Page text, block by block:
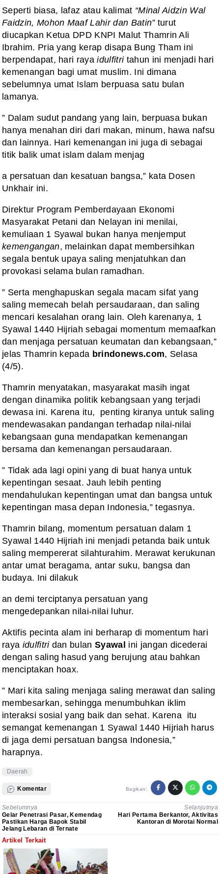
Seperti biasa, lafaz atau kalimat “Minal Aidzin Wal
Faidzin, Mohon Maaf Lahir dan Batin”turut
diucapkan Ketua DPD KNPI Malut Thamrin Ali
Ibrahim. Pria yang kerap disapa Bung Tham ini
berpendapat, hari rayaidulfitritahun ini menjadi hari
kemenangan bagi umat muslim. Ini dimana
sebelumnya umat Islam berpuasa satu bulan
lamanya.
” Dalam sudut pandang yang lain, berpuasa bukan
hanya menahan diri dari makan, minum, hawa nafsu
dan lainnya. Hari kemenangan ini juga di sebagai
titik balik umat islam dalam menjag
a persatuan dan kesatuan bangsa,” kata Dosen
Unkhair ini.
Direktur Program Pemberdayaan Ekonomi
Masyarakat Petani dan Nelayan ini menilai,
kemuliaan 1 Syawal bukan hanya menjemput
kemengangan, melainkan dapat membersihkan
segala bentuk upaya saling menjatuhkan dan
provokasi selama bulan ramadhan.
” Serta menghapuskan segala macam sifat yang
saling memecah belah persaudaraan, dan saling
mencari kesalahan orang lain. Oleh karenanya, 1
Syawal 1440 Hijriah sebagai momentum memaafkan
dan menjaga persatuan keumatan dan kebangsaan,”
jelas Thamrin kepada brindonews.com, Selasa
(4/5).
Thamrin menyatakan, masyarakat masih ingat
dengan dinamika politik kebangsaan yang terjadi
dewasa ini. Karena itu, penting kiranya untuk saling
mendewasakan pandangan terhadap nilai-nilai
kebangsaan guna mendapatkan kemenangan
bersama dan kemenangan persaudaraan.
” Tidak ada lagi opini yang di buat hanya untuk
kepentingan sesaat. Jauh lebih penting
mendahulukan kepentingan umat dan bangsa untuk
kepentingan masa depan Indonesia,” tegasnya.
Thamrin bilang, momentum persatuan dalam 1
Syawal 1440 Hijriah ini menjadi petanda baik untuk
saling mempererat silahturahim. Merawat kerukunan
antar umat beragama, antar suku, bangsa dan
budaya. Ini dilakuk
an demi terciptanya persatuan yang
mengedepankan nilai-nilai luhur.
Aktifis pecinta alam ini berharap di momentum hari
raya idulfitridan bulanSyawal ini jangan dicederai
dengan saling hasud yang berujung atau bahkan
menciptakan hoax.
” Mari kita saling menjaga saling merawat dan saling
membesarkan, sehingga menumbuhkan iklim
interaksi sosial yang baik dan sehat. Karena itu
semangat kemenangan 1 Syawal 1440 Hijriah harus
di jaga demi persatuan bangsa Indonesia,”
harapnya.
Daerah
Komentar Bagikan:
Sebelumnya
Gelar Penetrasi Pasar, Kemendag
Pastikan Harga Bapok Stabil
Jelang Lebaran di Ternate
Selanjutnya
Hari Pertama Berkantor, Aktivitas
Kantoran di Morotai Normal
Artikel Terkait